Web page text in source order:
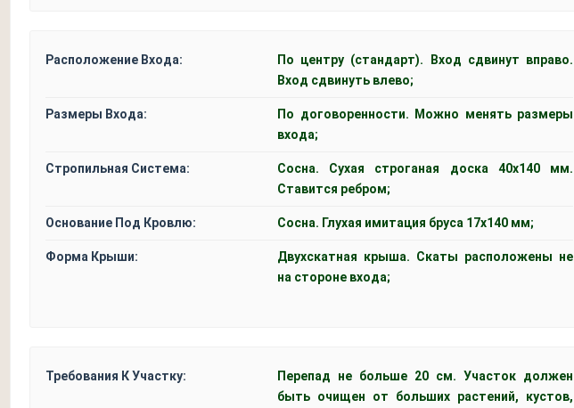
Расположение Входа:
По центру (стандарт). Вход сдвинут вправо.
Вход сдвинуть влево;
Размеры Входа:
По договоренности. Можно менять размеры
входа;
Стропильная Система:
Сосна. Сухая строганая доска 40х140 мм.
Ставится ребром;
Основание Под Кровлю: Сосна. Глухая имитация бруса 17х140 мм;
Форма Крыши:
Двухскатная крыша. Скаты расположены не
на стороне входа;
Требования К Участку:
Перепад не больше 20 см. Участок должен
быть очищен от больших растений, кустов,